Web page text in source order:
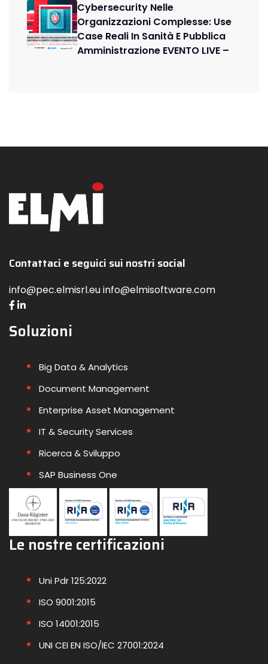
Cybersecurity Nelle
Organizzazioni Complesse: Use
Case Reali In Sanità E Pubblica
Amministrazione EVENTO LIVE –
Contattaci e seguici sui nostri social
info@pec.elmisrl.eu info@elmisoftware.com
Soluzioni
Big Data & Analytics
Document Management
Enterprise Asset Management
IT & Security Services
Ricerca & Sviluppo
SAP Business One
Le nostre certificazioni
Uni Pdr 125:2022
ISO 9001:2015
ISO 14001:2015
UNI CEI EN ISO/IEC 27001:2024